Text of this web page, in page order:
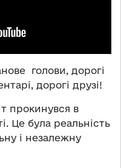
голови, дорогі
дорогі друзі!
прокинувся в
Це була реальність
і незалежну